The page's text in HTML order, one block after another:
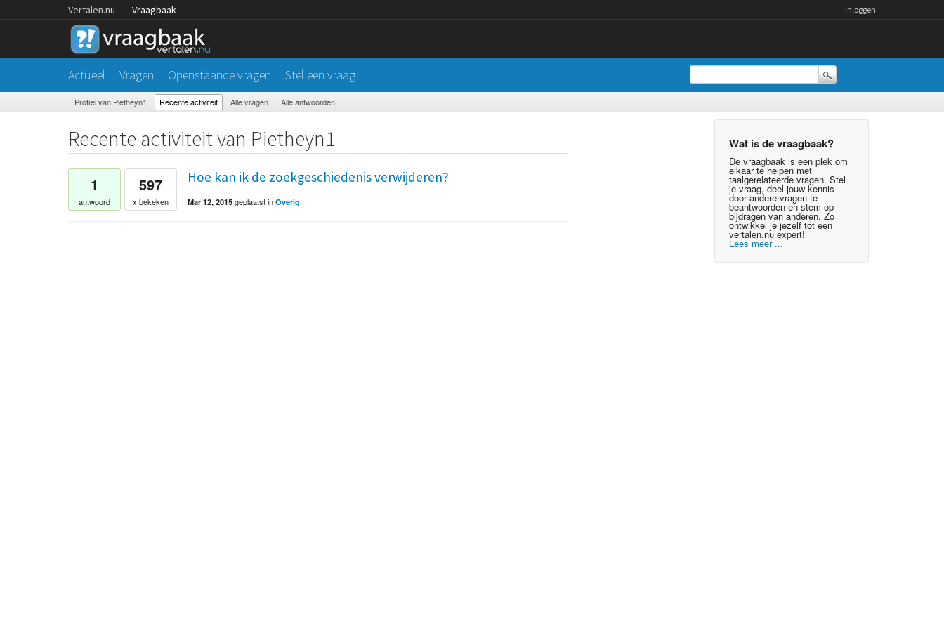
Vertalen.nu Vraagbaak Inloggen
Actueel Vragen Openstaande vragen Stel een vraag
Profiel van Pietheyn1 Recente activiteit Alle vragen Alle antwoorden
Wat is de vraagbaak?
De vraagbaak is een plek om
elkaar te helpen met
taalgerelateerde vragen. Stel
je vraag, deel jouw kennis
door andere vragen te
beantwoorden en stem op
bijdragen van anderen. Zo
ontwikkel je jezelf tot een
vertalen.nu expert!
Lees meer ...
Recente activiteit van Pietheyn1
1
antwoord
597
x bekeken
Hoe kan ik de zoekgeschiedenis verwijderen?
Mar 12, 2015 geplaatstin Overig